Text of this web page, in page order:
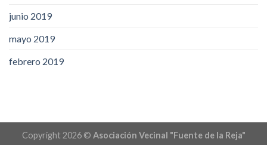
junio 2019
mayo 2019
febrero 2019
Copyright 2026 © Asociación Vecinal "Fuente de la Reja"